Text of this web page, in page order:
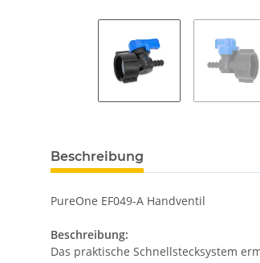
Beschreibung
PureOne EF049-A Handventil
Beschreibung:
Das praktische Schnellstecksystem